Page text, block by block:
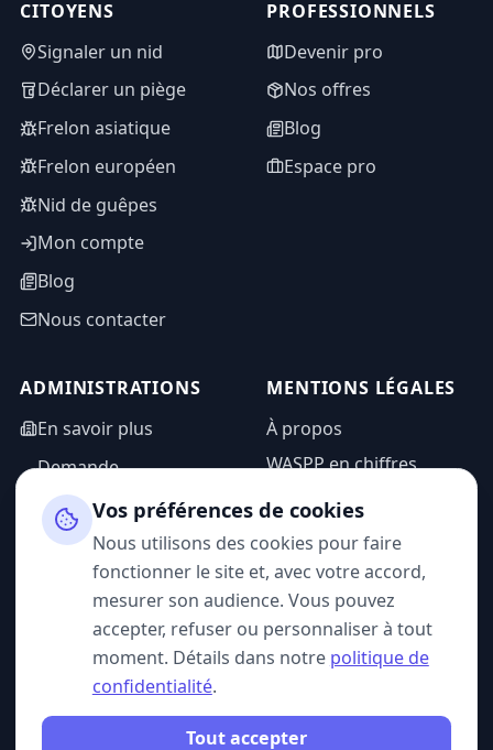
CITOYENS
Signaler un nid
Déclarer un piège
Frelon asiatique
Frelon européen
Nid de guêpes
Mon compte
Blog
Nous contacter
PROFESSIONNELS
Devenir pro
Nos offres
Blog
Espace pro
ADMINISTRATIONS
En savoir plus
Demande
d'information
Espace admin
MENTIONS LÉGALES
À propos
WASPP en chiffres
Mentions légales
Politique de
confidentialité
CGU
SUIVEZ-NOUS
Vos préférences de cookies
Nous utilisons des cookies pour faire
fonctionner le site et, avec votre accord,
mesurer son audience. Vous pouvez
accepter, refuser ou personnaliser à tout
moment. Détails dans notre politique de
confidentialité.
Tout accepter